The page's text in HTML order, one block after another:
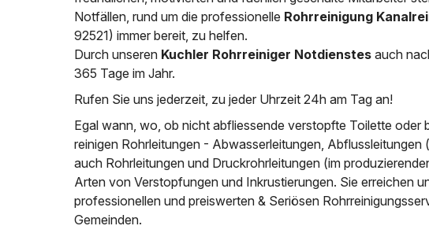
Notfällen, rund um die professionelle Rohrreinigung
92521) immer bereit, zu helfen.
Durch unseren Kuchler Rohrreiniger Notdienstes auch
365 Tage im Jahr.
Rufen Sie uns jederzeit, zu jeder Uhrzeit 24h am Tag an!
Egal wann, wo, ob nicht abfliessende verstopfte Toilette oder
reinigen Rohrleitungen - Abwasserleitungen,
auch Rohrleitungen und Druckrohrleitungen (im
Arten von Verstopfungen und Inkrustierungen. Sie erreichen
professionellen und preiswerten & Seriösen
Gemeinden.